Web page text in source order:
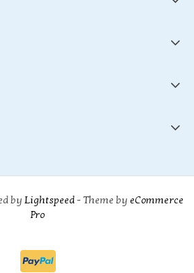
by Lightspeed- Theme by eCommerce
Pro